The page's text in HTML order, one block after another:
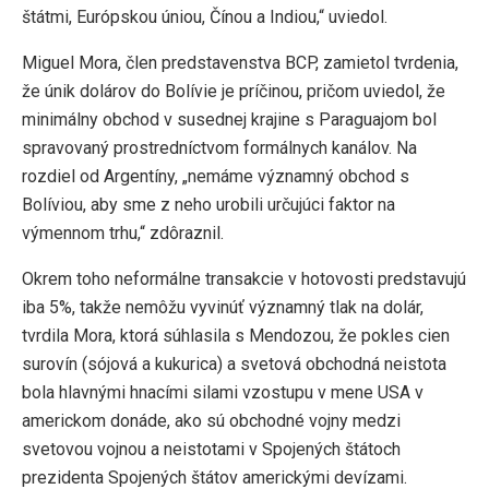
štátmi, Európskou úniou, Čínou a Indiou,“ uviedol.
Miguel Mora, člen predstavenstva BCP, zamietol tvrdenia,
že únik dolárov do Bolívie je príčinou, pričom uviedol, že
minimálny obchod v susednej krajine s Paraguajom bol
spravovaný prostredníctvom formálnych kanálov. Na
rozdiel od Argentíny, „nemáme významný obchod s
Bolíviou, aby sme z neho urobili určujúci faktor na
výmennom trhu,“ zdôraznil.
Okrem toho neformálne transakcie v hotovosti predstavujú
iba 5%, takže nemôžu vyvinúť významný tlak na dolár,
tvrdila Mora, ktorá súhlasila s Mendozou, že pokles cien
surovín (sójová a kukurica) a svetová obchodná neistota
bola hlavnými hnacími silami vzostupu v mene USA v
americkom donáde, ako sú obchodné vojny medzi
svetovou vojnou a neistotami v Spojených štátoch
prezidenta Spojených štátov americkými devízami.